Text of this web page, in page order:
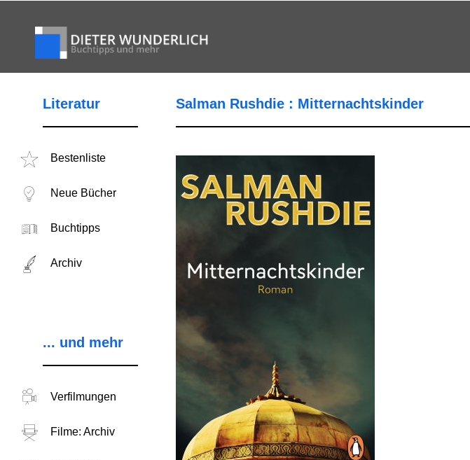
Literatur
Bestenliste
Neue Bücher
Buchtipps
Archiv
... und mehr
Verfilmungen
Filme: Archiv
Salman Rushdie : Mitternachtskinder